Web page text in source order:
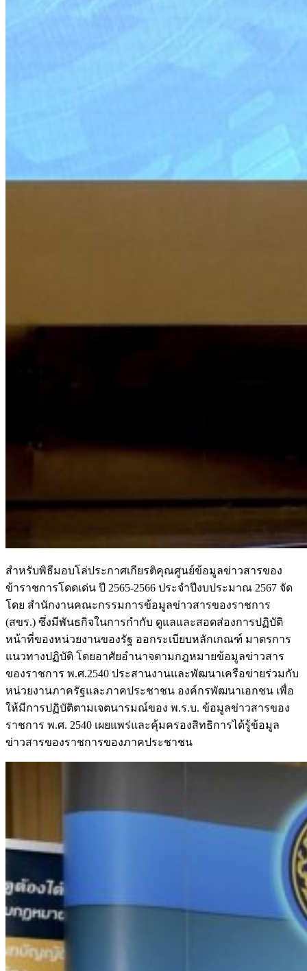
สำหรับพิธีมอบโล่ประกาศเกียรติคุณศูนย์ข้อมูลข่าวสารของ
ข้าราชการโดดเด่น ปี 2565-2566 ประจำปีงบประมาณ 2567 จัด
โดย สำนักงานคณะกรรมการข้อมูลข่าวสารของราชการ
(สขร.) ซึ่งมีพันธกิจในการกำกับ ดูแลและสอดส่องการปฏิบัติ
หน้าที่ของหน่วยงานของรัฐ ออกระเบียบหลักเกณฑ์ มาตรการ
แนวทางปฏิบัติ โดยอาศัยอำนาจตามกฎหมายข้อมูลข่าวสาร
ของราชการ พ.ศ.2540 ประสานงานและพัฒนาเครือข่ายร่วมกับ
หน่วยงานภาครัฐและภาคประชาชน องค์กรพัฒนาเอกชน เพื่อ
ให้มีการปฏิบัติตามเจตนารมณ์ของ พ.ร.บ. ข้อมูลข่าวสารของ
ราชการ พ.ศ. 2540 เผยแพร่และคุ้มครองสิทธิการได้รู้ข้อมูล
ข่าวสารของราชการของภาคประชาชน